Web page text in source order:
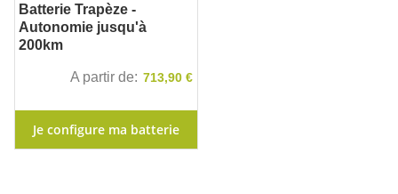
Batterie Trapèze -
Autonomie jusqu'à
200km
A partir de 713,90 €
Je configure ma batterie